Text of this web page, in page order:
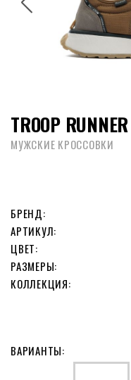
TROOP RUNNER
МУЖСКИЕ КРОССОВКИ
БРЕНД:
АРТИКУЛ:
ЦВЕТ:
РАЗМЕРЫ:
КОЛЛЕКЦИЯ:
ВАРИАНТЫ: